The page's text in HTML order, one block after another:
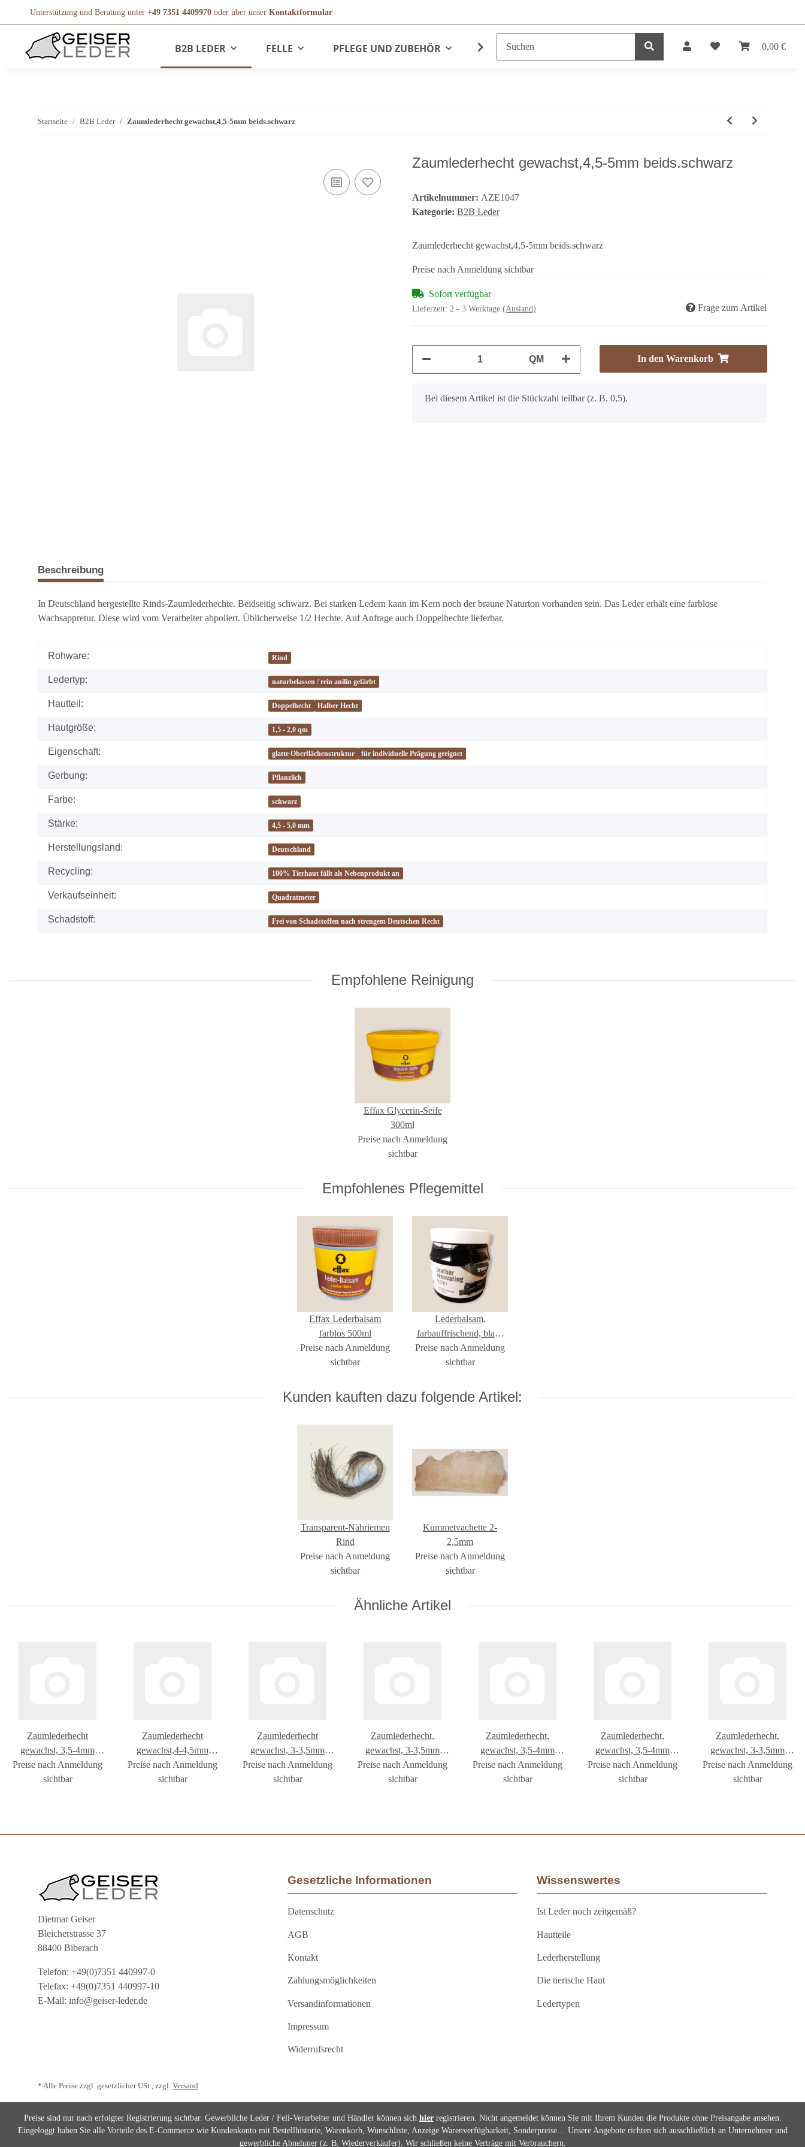
Unterstützung und Beratung unter +49 7351 4409970 oder über unser Kontaktformular
0,00 €
B2B LEDER FELLE PFLEGE UND ZUBEHÖR LEDERPRODUKTE
Startseite B2B Leder Zaumlederhecht gewachst,4,5-5mm beids.schwarz
Zaumlederhecht gewachst,4,5-5mm beids.schwarz
Artikelnummer: AZE1047
Kategorie: B2B Leder
Zaumlederhecht gewachst,4,5-5mm beids.schwarz
Preise nach Anmeldung sichtbar
Sofort verfügbar
Lieferzeit: 2 - 3 Werktage (Ausland) Frage zum Artikel
QM In den Warenkorb
x
Bei diesem Artikel ist die Stückzahl teilbar (z. B. 0,5).
Beschreibung
In Deutschland hergestellte Rinds-Zaumlederhechte. Beidseitig schwarz. Bei starken Ledern kann im Kern noch der braune Naturton vorhanden sein. Das Leder erhält eine farblose
Wachsappretur. Diese wird vom Verarbeiter abpoliert. Üblicherweise 1/2 Hechte. Auf Anfrage auch Doppelhechte lieferbar.
Rohware: Rind
Ledertyp: naturbelassen / rein anilin gefärbt
Hautteil: Doppelhecht Halber Hecht
Hautgröße: 1,5 - 2,0 qm
Eigenschaft: glatte Oberflächenstruktur für individuelle Prägung geeignet
Gerbung: Pflanzlich
Farbe: schwarz
Stärke: 4,5 - 5,0 mm
Herstellungsland: Deutschland
Recycling: 100% Tierhaut fällt als Nebenprodukt an
Verkaufseinheit: Quadratmeter
Schadstoff: Frei von Schadstoffen nach strengem Deutschen Recht
Empfohlene Reinigung
Effax Glycerin-Seife
300ml
Preise nach Anmeldung
sichtbar
Empfohlenes Pflegemittel
Effax Lederbalsam
farblos 500ml
Preise nach Anmeldung
sichtbar
Lederbalsam,
farbauffrischend, black
300ml
Preise nach Anmeldung
sichtbar
Kunden kauften dazu folgende Artikel:
Transparent-Nähriemen
Rind
Preise nach Anmeldung
sichtbar
Kummetvachette 2-
2,5mm
Preise nach Anmeldung
sichtbar
Ähnliche Artikel
Zaumlederhecht
gewachst, 3,5-4mm
beids.schwarz
Preise nach Anmeldung
sichtbar
Zaumlederhecht
gewachst,4-4,5mm
beids.schwarz
Preise nach Anmeldung
sichtbar
Zaumlederhecht
gewachst, 3-3,5mm
beids.schwarz
Preise nach Anmeldung
sichtbar
Zaumlederhecht,
gewachst, 3-3,5mm
beids.negro
Preise nach Anmeldung
sichtbar
Zaumlederhecht,
gewachst, 3,5-4mm
beids.negro
Preise nach Anmeldung
sichtbar
Zaumlederhecht,
gewachst, 3,5-4mm
beids.london color
Preise nach Anmeldung
sichtbar
Zaumlederhecht,
gewachst, 3-3,5mm
beids.london color
Preise nach Anmeldung
sichtbar
Dietmar Geiser
Bleicherstrasse 37
88400 Biberach
Telefon: +49(0)7351 440997-0
Telefax: +49(0)7351 440997-10
E-Mail: info@geiser-leder.de
Gesetzliche Informationen
Datenschutz
AGB
Kontakt
Zahlungsmöglichkeiten
Versandinformationen
Impressum
Widerrufsrecht
Wissenswertes
Ist Leder noch zeitgemäß?
Hautteile
Lederherstellung
Die tierische Haut
Ledertypen
* Alle Preise zzgl. gesetzlicher USt., zzgl. Versand
Preise sind nur nach erfolgter Registrierung sichtbar. Gewerbliche Leder / Fell-Verarbeiter und Händler können sich hierregistrieren. Nicht angemeldet können Sie mit Ihrem Kunden die Produkte ohne Preisangabe ansehen.
Eingeloggt haben Sie alle Vorteile des E-Commerce wie Kundenkonto mit Bestellhistorie, Warenkorb, Wunschliste, Anzeige Warenverfügbarkeit, Sonderpreise… Unsere Angebote richten sich ausschließlich an Unternehmer und
gewerbliche Abnehmer (z. B. Wiederverkäufer). Wir schließen keine Verträge mit Verbrauchern.